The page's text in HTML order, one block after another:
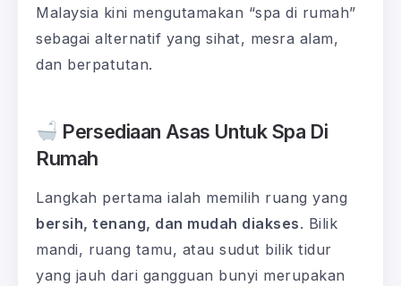
Malaysia kini mengutamakan “spa di rumah”
sebagai alternatif yang sihat, mesra alam,
dan berpatutan.
Persediaan Asas Untuk Spa Di
Rumah
Langkah pertama ialah memilih ruang yang
bersih, tenang, dan mudah diakses. Bilik
mandi, ruang tamu, atau sudut bilik tidur
yang jauh dari gangguan bunyi merupakan